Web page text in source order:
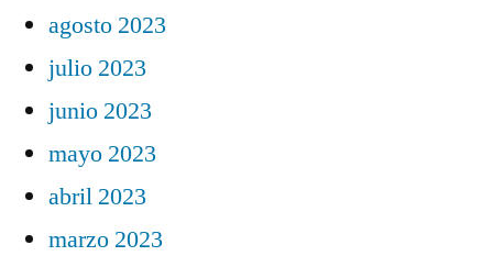
agosto 2023
julio 2023
junio 2023
mayo 2023
abril 2023
marzo 2023